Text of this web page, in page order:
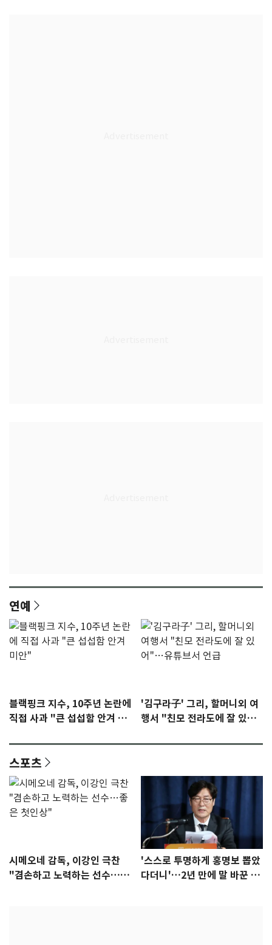
연예
블랙핑크 지수, 10주년 논란에
직접 사과 "큰 섭섭함 안겨 미
'김구라子' 그리, 할머니외 여
행서 "친모 전라도에 잘 있
스포츠
시메오네 감독, 이강인 극찬
"겸손하고 노력하는 선수…좋
'스스로 투명하게 홍명보 뽑았
다더니'…2년 만에 말 바꾼 이